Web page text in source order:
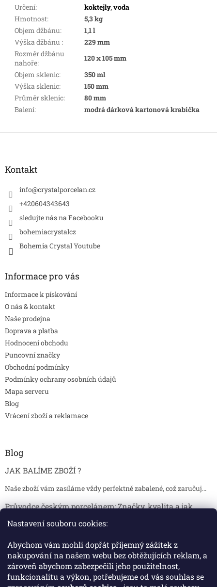
Nastavení souboru cookies:
Abychom vám mohli dopřát příjemný zážitek z
nakupování na našem webu bez obtěžujících reklam, a
zároveň abychom zabezpečili jeho použitelnost,
funkcionalitu a výkon, potřebujeme od vás souhlas se
Určení: koktejly,voda
Hmotnost:
5,3 kg
Objem džbánu:
1,1 l
Výška džbánu :
229 mm
Rozměr džbánu
nahoře:
120 x 105 mm
Objem sklenic:
350 ml
Výška sklenic:
150 mm
Průměr sklenic:
80 mm
Balení: modrá dárková kartonová krabička
Z
Kontakt
info@crystalporcelan.cz
+420604343643
sledujte nás na Facebooku
bohemiacrystalcz
Bohemia Crystal Youtube
Informace pro vás
Informace k pískování
O nás & kontakt
Naše prodejna
Doprava a platba
Hodnocení obchodu
Puncovní značky
Obchodní podmínky
Podmínky ochrany osobních údajů
Mapa serveru
Blog
Vrácení zboží a reklamace
Blog
JAK BALÍME ZBOŽÍ ?
Naše zboží vám zasíláme vždy perfektně zabalené, což zaručuj...
Průvodce českým porcelánem: Značky, kvalita a jak
Jak skladovat broušené sklenice, aby se nepoškodily?
Broušené sklenice jsou symbolem elegance, tradice a luxusu. ...